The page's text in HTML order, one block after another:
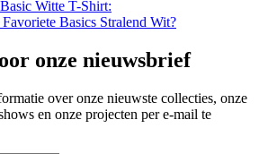
Witte T-Shirt:
Basics Stralend Wit?
onze nieuwsbrief
over onze nieuwste collecties, onze
en onze projecten per e-mail te